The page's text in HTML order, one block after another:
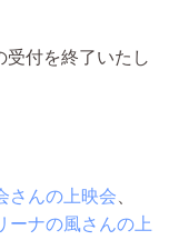
受付を終了いたし
さんの上映会
ーナの風さんの上